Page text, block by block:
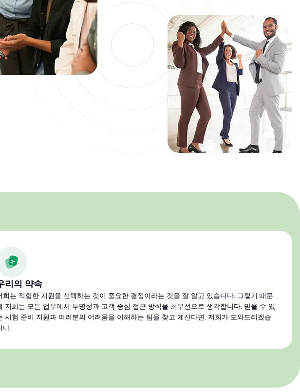
리의 약속
희는 적합한 지원을 선택하는 것이 중요한 결정이라는 것을 잘 알고 있습니다. 그렇기 때문
저희는 모든 업무에서 투명성과 고객 중심 접근 방식을 최우선으로 생각합니다. 믿을 수 있
시험 준비 지원과 여러분의 어려움을 이해하는 팀을 찾고 계신다면, 저희가 도와드리겠습
다.